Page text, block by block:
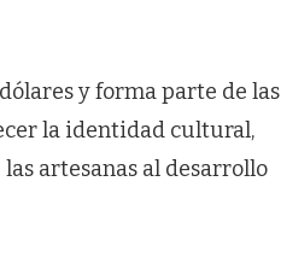
y forma parte de las
la identidad cultural,
artesanas al desarrollo